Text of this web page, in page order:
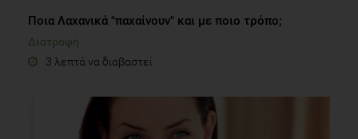
Ποια Λαχανικά "παχαίνουν" και με ποιο τρόπο;
Διατροφή
3 λεπτά να διαβαστεί